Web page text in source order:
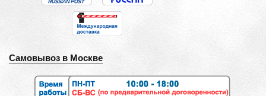
Самовывоз в Москве